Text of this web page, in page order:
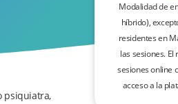
psiquiatra,
Modalidad de
híbrido),
residentes en
las sesiones.
sesiones online
acceso a la